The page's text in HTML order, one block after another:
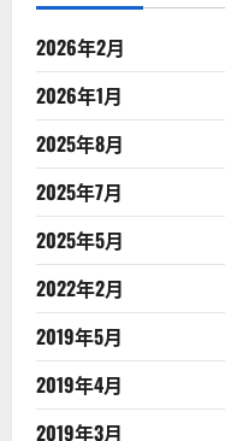
2026年2月
2026年1月
2025年8月
2025年7月
2025年5月
2022年2月
2019年5月
2019年4月
2019年3月